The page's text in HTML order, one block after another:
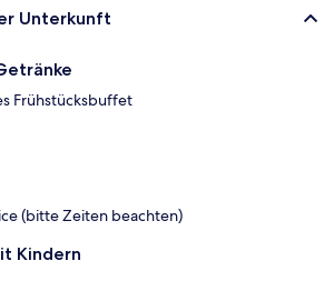
Unterkunft
Frühstücksbuffet
(bitte Zeiten beachten)
Kindern